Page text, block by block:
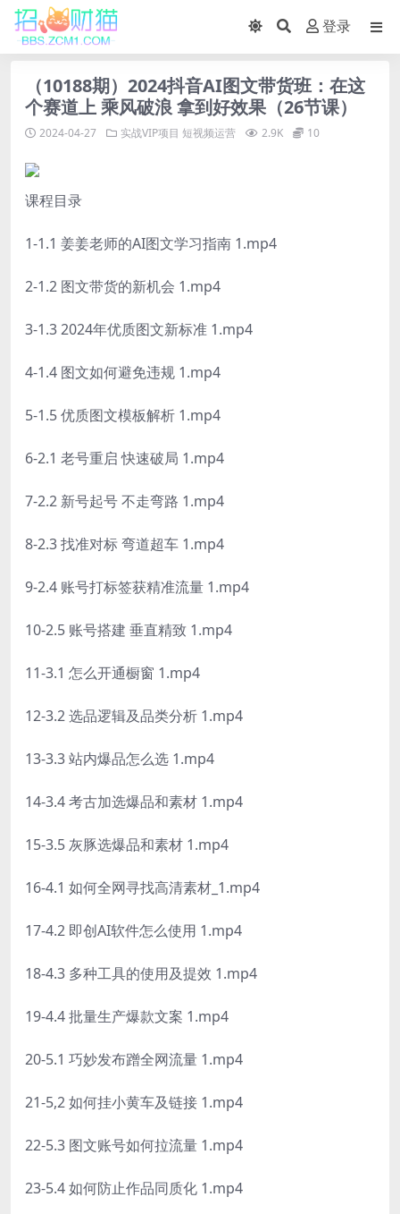
登录
（10188期）2024抖音AI图文带货班：在这
个赛道上 乘风破浪 拿到好效果（26节课）
2024-04-27 实战VIP项目 短视频运营 2.9K 10
课程目录
1-1.1 姜姜老师的AI图文学习指南 1.mp4
2-1.2 图文带货的新机会 1.mp4
3-1.3 2024年优质图文新标准 1.mp4
4-1.4 图文如何避免违规 1.mp4
5-1.5 优质图文模板解析 1.mp4
6-2.1 老号重启 快速破局 1.mp4
7-2.2 新号起号 不走弯路 1.mp4
8-2.3 找准对标 弯道超车 1.mp4
9-2.4 账号打标签获精准流量 1.mp4
10-2.5 账号搭建 垂直精致 1.mp4
11-3.1 怎么开通橱窗 1.mp4
12-3.2 选品逻辑及品类分析 1.mp4
13-3.3 站内爆品怎么选 1.mp4
14-3.4 考古加选爆品和素材 1.mp4
15-3.5 灰豚选爆品和素材 1.mp4
16-4.1 如何全网寻找高清素材_1.mp4
17-4.2 即创AI软件怎么使用 1.mp4
18-4.3 多种工具的使用及提效 1.mp4
19-4.4 批量生产爆款文案 1.mp4
20-5.1 巧妙发布蹭全网流量 1.mp4
21-5,2 如何挂小黄车及链接 1.mp4
22-5.3 图文账号如何拉流量 1.mp4
23-5.4 如何防止作品同质化 1.mp4